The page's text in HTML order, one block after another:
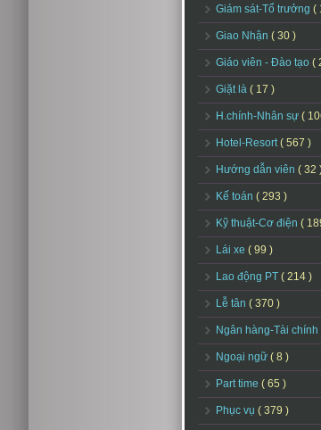
Giám sát-Tổ trưởng (
Giao Nhận ( 30 )
Giáo viên - Đào tạo (
Giặt là ( 17 )
H.chính-Nhân sự (
Hotel-Resort( 567 )
Hướng dẫn viên ( 32
Kế toán ( 293 )
Kỹ thuật-Cơ điện (
Lái xe ( 99 )
Lao động PT ( 214 )
Lễ tân ( 370 )
Ngân hàng-Tài chính
Ngoại ngữ ( 8 )
Part time ( 65 )
Phục vụ ( 379 )